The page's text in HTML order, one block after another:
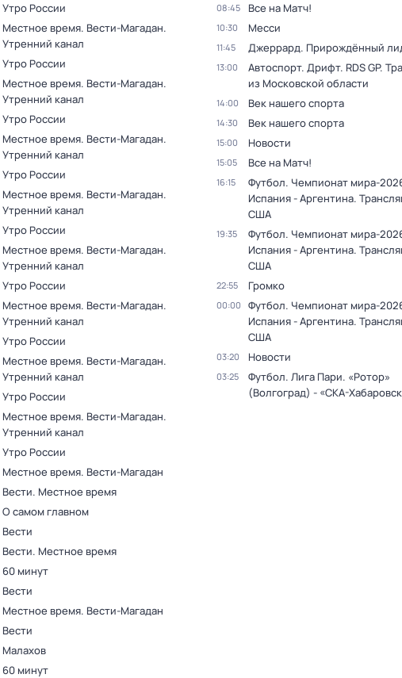
Утро России
Местное время. Вести-Магадан.
Утренний канал
Утро России
Местное время. Вести-Магадан.
Утренний канал
Утро России
Местное время. Вести-Магадан.
Утренний канал
Утро России
Местное время. Вести-Магадан.
Утренний канал
Утро России
Местное время. Вести-Магадан.
Утренний канал
Утро России
Местное время. Вести-Магадан.
Утренний канал
Утро России
Местное время. Вести-Магадан.
Утренний канал
Утро России
Местное время. Вести-Магадан.
Утренний канал
Утро России
Местное время. Вести-Магадан
Вести. Местное время
О самом главном
Вести
Вести. Местное время
60 минут
Вести
Местное время. Вести-Магадан
Вести
Малахов
60 минут
08:45 Все на Матч!
10:30 Месси
11:45 Джеррард. Прирождённый
13:00
Автоспорт. Дрифт. RDS GP.
из Московской области
14:00 Век нашего спорта
14:30 Век нашего спорта
15:00 Новости
15:05 Все на Матч!
16:15
Футбол. Чемпионат мира-
Испания - Аргентина.
США
19:35
Футбол. Чемпионат мира-
Испания - Аргентина.
США
22:55 Громко
00:00
Футбол. Чемпионат мира-
Испания - Аргентина.
США
03:20 Новости
03:25
Футбол. Лига Пари. «Ротор»
(Волгоград) - «СКА-